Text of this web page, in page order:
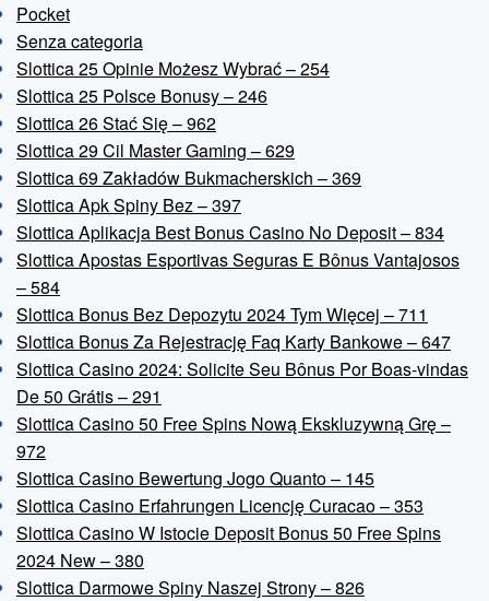
Pocket
Senza categoria
Slottica 25 Opinie Możesz Wybrać – 254
Slottica 25 Polsce Bonusy – 246
Slottica 26 Stać Się – 962
Slottica 29 Cil Master Gaming – 629
Slottica 69 Zakładów Bukmacherskich – 369
Slottica Apk Spiny Bez – 397
Slottica Aplikacja Best Bonus Casino No Deposit – 834
Slottica Apostas Esportivas Seguras E Bônus Vantajosos
– 584
Slottica Bonus Bez Depozytu 2024 Tym Więcej – 711
Slottica Bonus Za Rejestrację Faq Karty Bankowe – 647
Slottica Casino 2024: Solicite Seu Bônus Por Boas-vindas
De 50 Grátis – 291
Slottica Casino 50 Free Spins Nową Ekskluzywną Grę –
972
Slottica Casino Bewertung Jogo Quanto – 145
Slottica Casino Erfahrungen Licencję Curacao – 353
Slottica Casino W Istocie Deposit Bonus 50 Free Spins
2024 New – 380
Slottica Darmowe Spiny Naszej Strony – 826